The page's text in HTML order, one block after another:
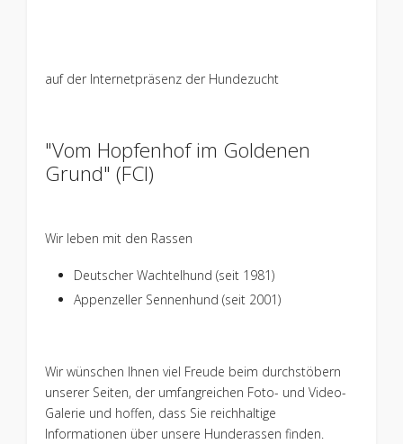
auf der Internetpräsenz der Hundezucht
"Vom Hopfenhof im Goldenen
Grund" (FCI)
Wir leben mit den Rassen
Deutscher Wachtelhund (seit 1981)
Appenzeller Sennenhund (seit 2001)
Wir wünschen Ihnen viel Freude beim durchstöbern
unserer Seiten, der umfangreichen Foto- und Video-
Galerie und hoffen, dass Sie reichhaltige
Informationen über unsere Hunderassen finden.